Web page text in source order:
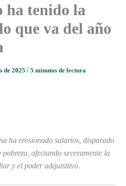
ha tenido la
que va del año
de 2025 / 5 minutos de lectura
ha erosionado salarios, disparado
afectando severamente la
y el poder adquisitivo.